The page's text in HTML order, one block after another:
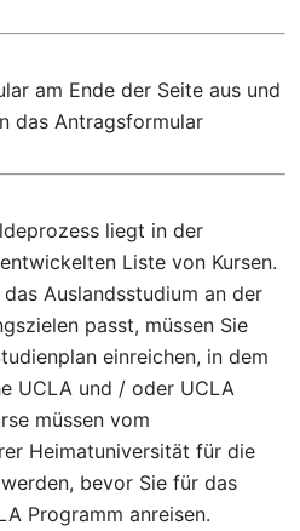
am Ende der Seite aus und
das Antragsformular
liegt in der
Liste von Kursen.
Auslandsstudium an der
passt, müssen Sie
einreichen, in dem
UCLA und / oder UCLA
müssen vom
Heimatuniversität für die
bevor Sie für das
Programm anreisen.